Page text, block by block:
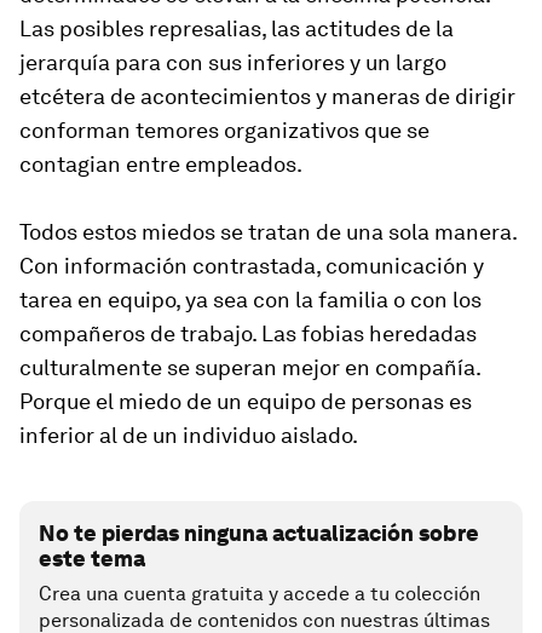
Las posibles represalias, las actitudes de la
jerarquía para con sus inferiores y un largo
etcétera de acontecimientos y maneras de dirigir
conforman temores organizativos que se
contagian entre empleados.
Todos estos miedos se tratan de una sola manera.
Con información contrastada, comunicación y
tarea en equipo, ya sea con la familia o con los
compañeros de trabajo. Las fobias heredadas
culturalmente se superan mejor en compañía.
Porque el miedo de un equipo de personas es
inferior al de un individuo aislado.
No te pierdas ninguna actualización sobre
este tema
Crea una cuenta gratuita y accede a tu colección
personalizada de contenidos con nuestras últimas